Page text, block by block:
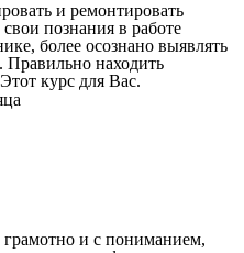
и ремонтировать
познания в работе
более осознано выявлять
Правильно находить
курс для Вас.
и с пониманием,